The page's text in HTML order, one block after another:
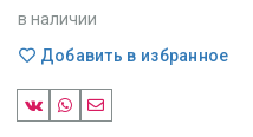
в наличии
Добавить в избранное